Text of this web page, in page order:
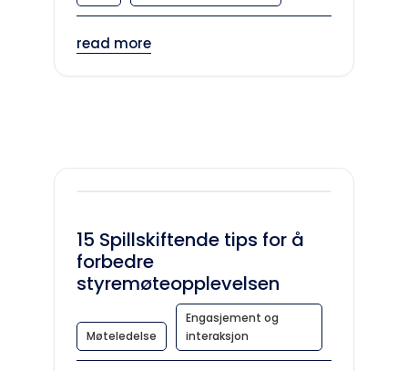
read more
15 Spillskiftende tips for å
forbedre
styremøteopplevelsen
Møteledelse
Engasjement og
interaksjon